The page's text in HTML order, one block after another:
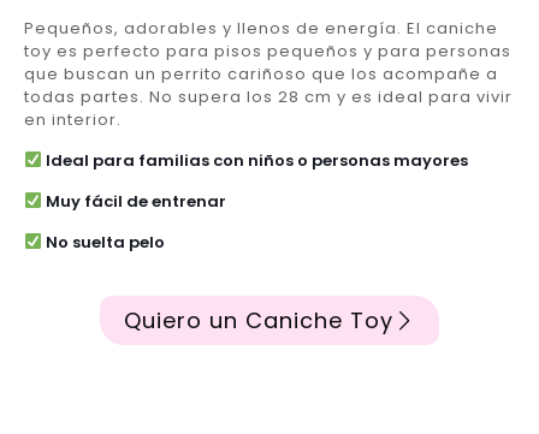
Pequeños, adorables y llenos de energía. El caniche
toy es perfecto para pisos pequeños y para personas
que buscan un perrito cariñoso que los acompañe a
todas partes. No supera los 28 cm y es ideal para vivir
en interior.
Ideal para familias con niños o personas mayores
Muy fácil de entrenar
No suelta pelo
Quiero un Caniche Toy